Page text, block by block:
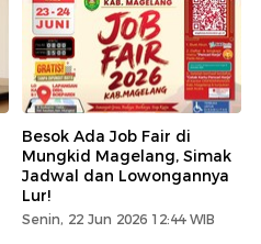
Besok Ada Job Fair di
Mungkid Magelang, Simak
Jadwal dan Lowongannya
Lur!
Senin, 22 Jun 2026 12:44 WIB